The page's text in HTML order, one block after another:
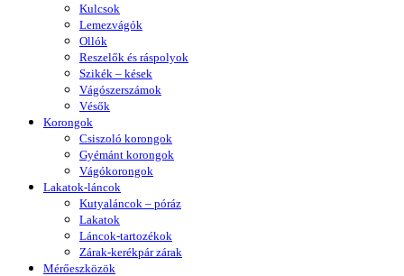
Kulcsok
Lemezvágók
Ollók
Reszelők és ráspolyok
Szikék – kések
Vágószerszámok
Vésők
Korongok
Csiszoló korongok
Gyémánt korongok
Vágókorongok
Lakatok-láncok
Kutyaláncok – póráz
Lakatok
Láncok-tartozékok
Zárak-kerékpár zárak
Mérőeszközök